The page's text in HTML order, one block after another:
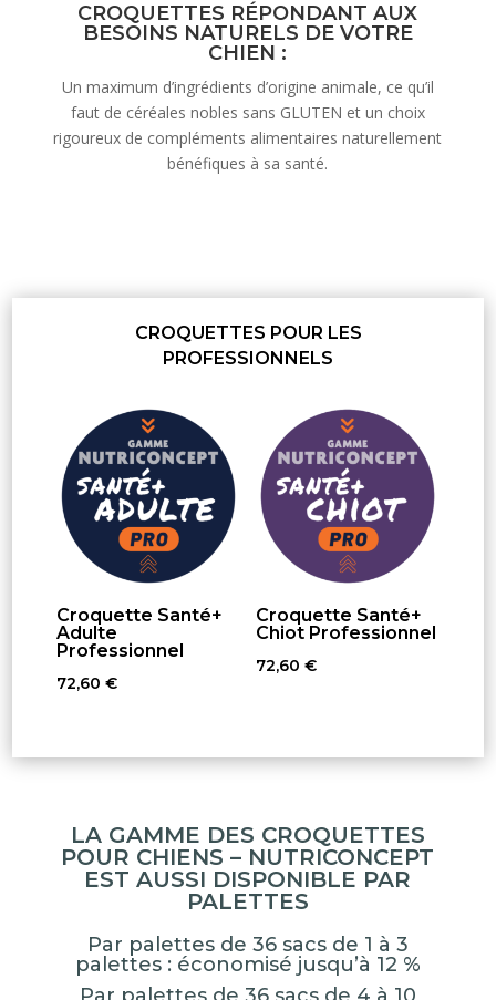
CROQUETTES RÉPONDANT AUX
BESOINS NATURELS DE VOTRE
CHIEN :
Un maximum d’ingrédients d’origine animale, ce qu’il
faut de céréales nobles sans GLUTEN et un choix
rigoureux de compléments alimentaires naturellement
bénéfiques à sa santé.
CROQUETTES POUR LES
PROFESSIONNELS
Croquette Santé+
Adulte
Professionnel
72,60€
Croquette Santé+
Chiot Professionnel
72,60 €
LA GAMME DES CROQUETTES
POUR CHIENS – NUTRICONCEPT
EST AUSSI DISPONIBLE PAR
PALETTES
Par palettes de 36 sacs de 1 à 3
palettes : économisé jusqu’à 12 %